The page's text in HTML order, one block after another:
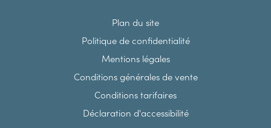
Plan du site
Politique de confidentialité
Mentions légales
Conditions générales de vente
Conditions tarifaires
Déclaration d'accessibilité